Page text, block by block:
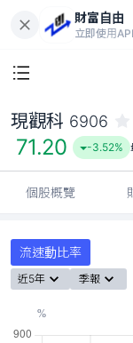
財富自由
立即使用
現觀科 6906
71.20 -3.52%
個股概覽
流速動比率
近5年 季報